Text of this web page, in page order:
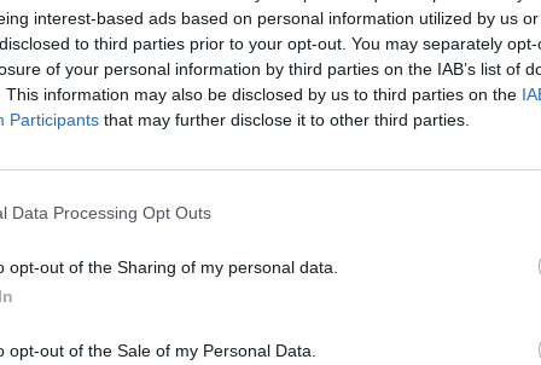
interest-based ads based on personal information utilized by us
to third parties prior to your opt-out. You may separately
of your personal information by third parties on the IAB’s list of
This information may also be disclosed by us to third parties on the
Participants that may further disclose it to other third parties.
Data Processing Opt Outs
opt-out of the Sharing of my personal data.
opt-out of the Sale of my Personal Data.
σε σημαντικό premium σε σχέση με την αγοραία αξία της
της έκλεισε στο Μιλάνο στα 0,279 ευρώ.